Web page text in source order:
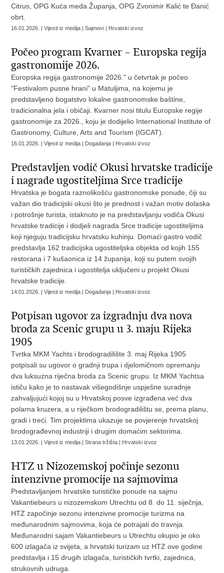
Citrus, OPG Kuća meda Županja, OPG Zvonimir Kalić te Đanić
obrt.
16.01.2026. | Vijesti iz medija | Sajmovi | Hrvatski izvoz
Počeo program Kvarner – Europska regija
gastronomije 2026.
Europska regija gastronomije 2026." u četvrtak je počeo
"Festivalom pusne hrani" u Matuljima, na kojemu je
predstavljeno bogatstvo lokalne gastronomske baštine,
tradicionalna jela i običaji. Kvarner nosi titulu Europske regije
gastronomije za 2026., koju je dodijelio International Institute of
Gastronomy, Culture, Arts and Tourism (IGCAT).
16.01.2026. | Vijesti iz medija | Događanja | Hrvatski izvoz
Predstavljen vodič Okusi hrvatske tradicije
i nagrade ugostiteljima Srce tradicije
Hrvatska je bogata raznolikošću gastronomske ponude, čiji su
važan dio tradicijski okusi što je prednost i važan motiv dolaska
i potrošnje turista, istaknuto je na predstavljanju vodiča Okusi
hrvatske tradicije i dodjeli nagrada Srce tradicije ugostiteljima
koji njeguju tradicijsku hrvatsku kuhinju. Domaći gastro vodič
predstavlja 162 tradicijska ugostiteljska objekta od kojih 155
restorana i 7 kušaonica iz 14 županija, koji su putem svojih
turističkih zajednica i ugostitelja uključeni u projekt Okusi
hrvatske tradicije.
14.01.2026. | Vijesti iz medija | Događanja | Hrvatski izvoz
Potpisan ugovor za izgradnju dva nova
broda za Scenic grupu u 3. maju Rijeka
1905
Tvrtka MKM Yachts i brodogradilište 3. maj Rijeka 1905
potpisali su ugovor o gradnji trupa i djelomičnom opremanju
dva luksuzna riječna broda za Scenic grupu. Iz MKM Yachtsa
ističu kako je to nastavak višegodišnje uspješne suradnje
zahvaljujući kojoj su u Hrvatskoj posve izgrađena već dva
polarna kruzera, a u riječkom brodogradilištu se, prema planu,
gradi i treći. Tim projektima ukazuje se povjerenje hrvatskoj
brodograđevnoj industriji i drugim domaćim sektorima.
13.01.2026. | Vijesti iz medija | Strana tržišta | Hrvatski izvoz
HTZ u Nizozemskoj počinje sezonu
intenzivne promocije na sajmovima
Predstavljanjem hrvatske turističke ponude na sajmu
Vakantiebeurs u nizozemskom Utrechtu od 8. do 11. siječnja,
HTZ započinje sezonu intenzivne promocije turizma na
međunarodnim sajmovima, koja će potrajati do travnja.
Međunarodni sajam Vakantiebeurs u Utrechtu okupio je oko
600 izlagača iz svijeta, a hrvatski turizam uz HTZ ove godine
predstavlja i 15 drugih izlagača, turističkih tvrtki, zajednica,
strukovnih udruga.